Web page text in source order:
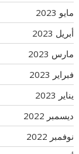
مايو 2023
أبريل 2023
مارس 2023
فبراير 2023
يناير 2023
ديسمبر 2022
نوفمبر 2022